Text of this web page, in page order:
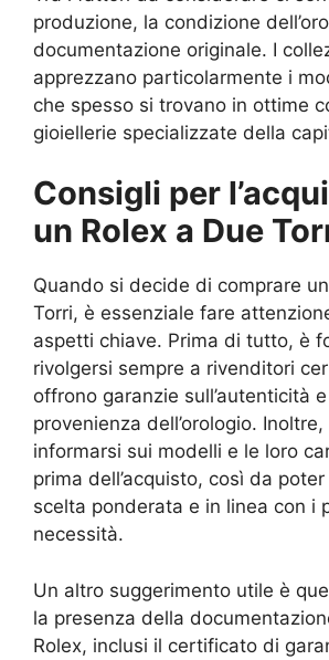
produzione, la condizione
documentazione originale. I
apprezzano particolarmente i
che spesso si trovano in ottime
gioiellerie specializzate della
Consigli per
un Rolex a Due
Quando si decide di comprare
Torri, è essenziale fare
aspetti chiave. Prima di tutto, è
rivolgersi sempre a rivenditori
offrono garanzie sull’autenticità
provenienza dell’orologio.
informarsi sui modelli e le loro
prima dell’acquisto, così da
scelta ponderata e in linea con i
necessità.
Un altro suggerimento utile è
la presenza della
Rolex, inclusi il certificato di